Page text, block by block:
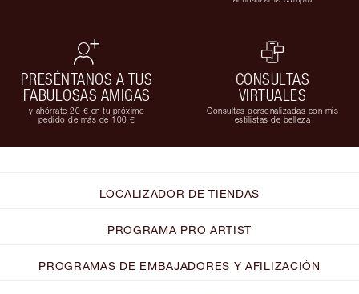
PRESÉNTANOS A TUS
FABULOSAS AMIGAS
y ahórrate 20 € en tu próximo
pedido de más de 100 €
CONSULTAS
VIRTUALES
Consultas personalizadas con mis
estilistas de belleza
LOCALIZADOR DE TIENDAS
PROGRAMA PRO ARTIST
PROGRAMAS DE EMBAJADORES Y AFILIZACIÓN